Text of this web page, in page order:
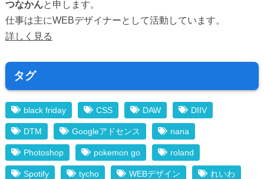
つなかんと申します。
仕事は主にWEBデザイナーとして活動しています。
詳しく見る
タグ
black friday CSS DAW DIIV
DTM Googleアドセンス nana
Photoshop pokemon go roland
Spotify tycho WEBデザイン れいわ